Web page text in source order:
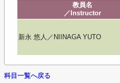
教員名
／Instructor
新永 悠人／NIINAGA YUTO
科目一覧へ戻る